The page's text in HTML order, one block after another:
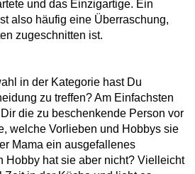
und das Einzigartige. Ein
also häufig eine Überraschung,
zugeschnitten ist.
in der Kategorie hast Du
zu treffen? Am Einfachsten
die zu beschenkende Person vor
welche Vorlieben und Hobbys sie
Mama ein ausgefallenes
Hobby hat sie aber nicht? Vielleicht